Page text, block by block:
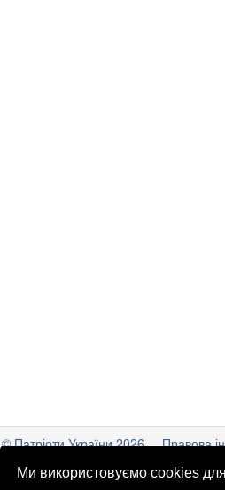
Ми використовуємо cookies
© Патріоти України 2026 Правова
info@